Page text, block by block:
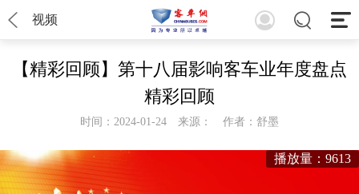
视频
【精彩回顾】第十八届影响客车业年度盘点
精彩回顾
时间：2024-01-24 来源： 作者：舒墨
播放量：9613